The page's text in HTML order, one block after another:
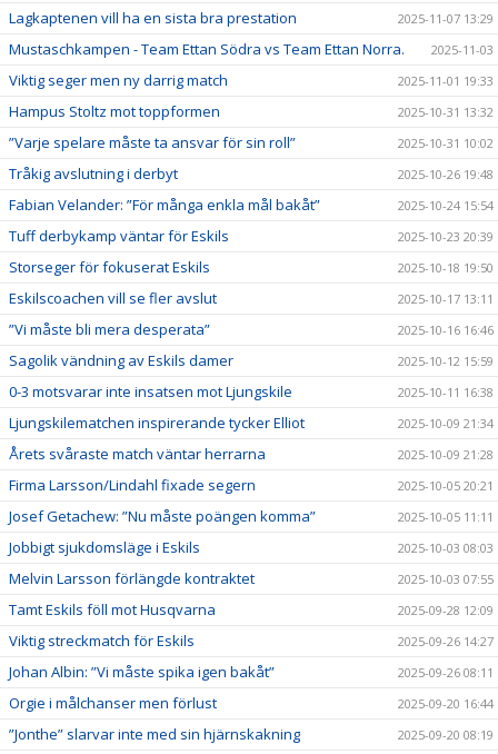
Lagkaptenen vill ha en sista bra prestation 2025-11-07 13:29
Mustaschkampen - Team Ettan Södra vs Team Ettan Norra. 2025-11-03
Viktig seger men ny darrig match 2025-11-01 19:33
Hampus Stoltz mot toppformen 2025-10-31 13:32
”Varje spelare måste ta ansvar för sin roll” 2025-10-31 10:02
Tråkig avslutning i derbyt 2025-10-26 19:48
Fabian Velander: ”För många enkla mål bakåt” 2025-10-24 15:54
Tuff derbykamp väntar för Eskils 2025-10-23 20:39
Storseger för fokuserat Eskils 2025-10-18 19:50
Eskilscoachen vill se fler avslut 2025-10-17 13:11
”Vi måste bli mera desperata” 2025-10-16 16:46
Sagolik vändning av Eskils damer 2025-10-12 15:59
0-3 motsvarar inte insatsen mot Ljungskile 2025-10-11 16:38
Ljungskilematchen inspirerande tycker Elliot 2025-10-09 21:34
Årets svåraste match väntar herrarna 2025-10-09 21:28
Firma Larsson/Lindahl fixade segern 2025-10-05 20:21
Josef Getachew: ”Nu måste poängen komma” 2025-10-05 11:11
Jobbigt sjukdomsläge i Eskils 2025-10-03 08:03
Melvin Larsson förlängde kontraktet 2025-10-03 07:55
Tamt Eskils föll mot Husqvarna 2025-09-28 12:09
Viktig streckmatch för Eskils 2025-09-26 14:27
Johan Albin: ”Vi måste spika igen bakåt” 2025-09-26 08:11
Orgie i målchanser men förlust 2025-09-20 16:44
”Jonthe” slarvar inte med sin hjärnskakning 2025-09-20 08:19